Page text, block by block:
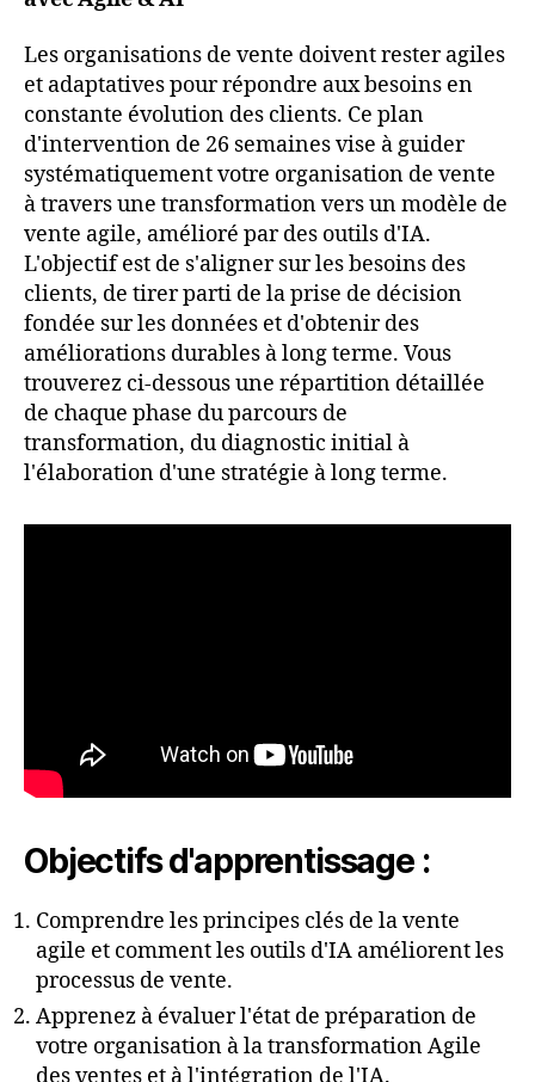
Les organisations de vente doivent rester agiles
et adaptatives pour répondre aux besoins en
constante évolution des clients. Ce plan
d'intervention de 26 semaines vise à guider
systématiquement votre organisation de vente
à travers une transformation vers un modèle de
vente agile, amélioré par des outils d'IA.
L'objectif est de s'aligner sur les besoins des
clients, de tirer parti de la prise de décision
fondée sur les données et d'obtenir des
améliorations durables à long terme. Vous
trouverez ci-dessous une répartition détaillée
de chaque phase du parcours de
transformation, du diagnostic initial à
l'élaboration d'une stratégie à long terme.
Objectifs d'apprentissage :
Comprendre les principes clés de la vente
agile et comment les outils d'IA améliorent les
processus de vente.
Apprenez à évaluer l'état de préparation de
votre organisation à la transformation Agile